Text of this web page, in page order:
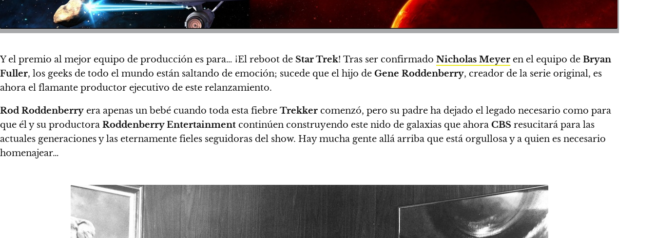
Y el premio al mejor equipo de producción es para… ¡El reboot de Star Trek! Tras ser confirmado Nicholas Meyer en el equipo de Bryan
Fuller, los geeks de todo el mundo están saltando de emoción; sucede que el hijo de Gene Roddenberry, creador de la serie original, es
ahora el flamante productor ejecutivo de este relanzamiento.
Rod Roddenberry era apenas un bebé cuando toda esta fiebre Trekker comenzó, pero su padre ha dejado el legado necesario como para
que él y su productora Roddenberry Entertainment continúen construyendo este nido de galaxias que ahora CBS resucitará para las
actuales generaciones y las eternamente fieles seguidoras del show. Hay mucha gente allá arriba que está orgullosa y a quien es necesario
homenajear…